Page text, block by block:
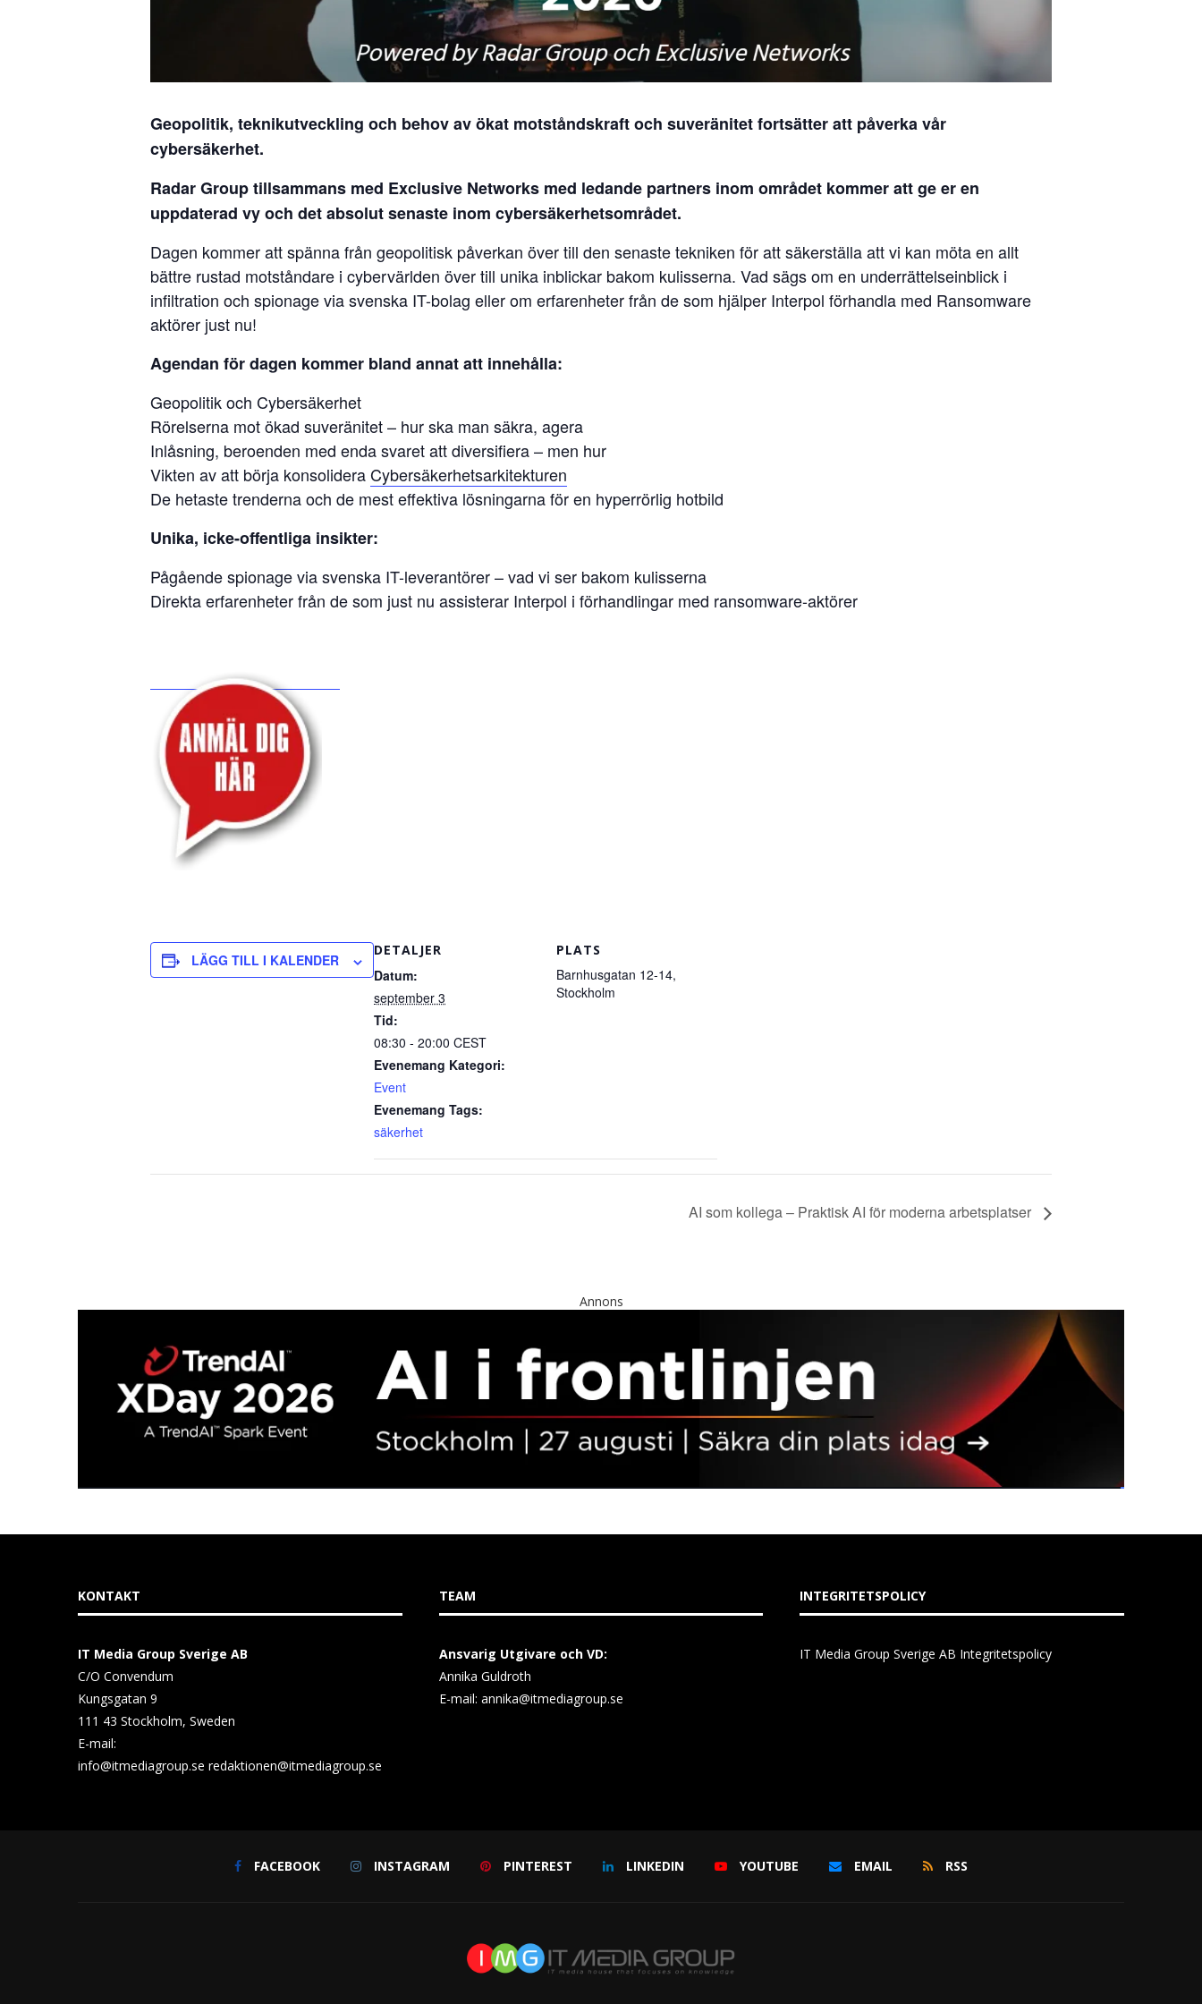
Geopolitik, teknikutveckling och behov av ökat motståndskraft och suveränitet fortsätter att påverka vår
cybersäkerhet.
Radar Group tillsammans med Exclusive Networks med ledande partners inom området kommer att ge er en
uppdaterad vy och det absolut senaste inom cybersäkerhetsområdet.
Dagen kommer att spänna från geopolitisk påverkan över till den senaste tekniken för att säkerställa att vi kan möta en allt
bättre rustad motståndare i cybervärlden över till unika inblickar bakom kulisserna. Vad sägs om en underrättelseinblick i
infiltration och spionage via svenska IT-bolag eller om erfarenheter från de som hjälper Interpol förhandla med Ransomware
aktörer just nu!
Agendan för dagen kommer bland annat att innehålla:
Geopolitik och Cybersäkerhet
Rörelserna mot ökad suveränitet – hur ska man säkra, agera
Inlåsning, beroenden med enda svaret att diversifiera – men hur
Vikten av att börja konsolidera Cybersäkerhetsarkitekturen
De hetaste trenderna och de mest effektiva lösningarna för en hyperrörlig hotbild
Unika, icke-offentliga insikter:
Pågående spionage via svenska IT-leverantörer – vad vi ser bakom kulisserna
Direkta erfarenheter från de som just nu assisterar Interpol i förhandlingar med ransomware-aktörer
LÄGG TILL I KALENDER
DETALJER
Datum:
september 3
Tid:
08:30 - 20:00 CEST
Evenemang Kategori:
Event
Evenemang Tags:
säkerhet
PLATS
Barnhusgatan 12-14,
Stockholm
AI som kollega – Praktisk AI för moderna arbetsplatser
Annons
KONTAKT
IT Media Group Sverige AB
C/O Convendum
Kungsgatan 9
111 43 Stockholm, Sweden
E-mail:
info@itmediagroup.se redaktionen@itmediagroup.se
TEAM
Ansvarig Utgivare och VD:
Annika Guldroth
E-mail: annika@itmediagroup.se
INTEGRITETSPOLICY
IT Media Group Sverige AB Integritetspolicy
FACEBOOK INSTAGRAM PINTEREST LINKEDIN YOUTUBE EMAIL RSS